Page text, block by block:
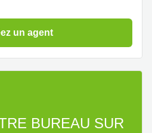
un agent
BUREAU SUR